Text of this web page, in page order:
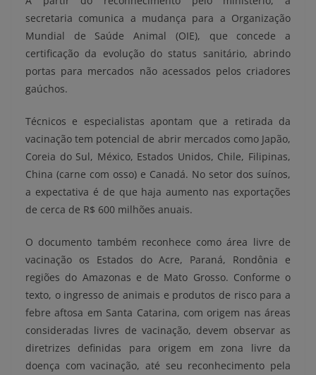
secretaria comunica a mudança para a Organização
Mundial de Saúde Animal (OIE), que concede a
certificação da evolução do status sanitário, abrindo
portas para mercados não acessados pelos criadores
gaúchos.
Técnicos e especialistas apontam que a retirada da
vacinação tem potencial de abrir mercados como Japão,
Coreia do Sul, México, Estados Unidos, Chile, Filipinas,
China (carne com osso) e Canadá. No setor dos suínos,
a expectativa é de que haja aumento nas exportações
de cerca de R$ 600 milhões anuais.
O documento também reconhece como área livre de
vacinação os Estados do Acre, Paraná, Rondônia e
regiões do Amazonas e de Mato Grosso. Conforme o
texto, o ingresso de animais e produtos de risco para a
febre aftosa em Santa Catarina, com origem nas áreas
consideradas livres de vacinação, devem observar as
diretrizes definidas para origem em zona livre da
doença com vacinação, até seu reconhecimento pela